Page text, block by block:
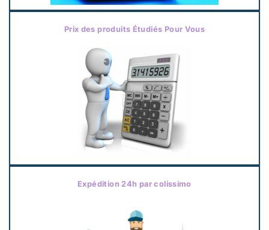
Prix des produits Étudiés Pour Vous
Expédition 24h par colissimo